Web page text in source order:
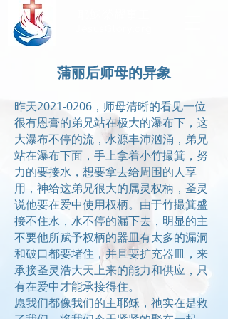
​蒲丽后师母的异象
昨天2021-0206，师母清晰的看见一位
很有恩膏的弟兄站在极大的瀑布下，这
大瀑布不停的流，水源丰沛汹涌，弟兄
站在瀑布下面，手上拿着小竹撮箕，努
力的要接水，想要拿去给周围的人享
用，神给这弟兄很大的属灵权柄，圣灵
说他要在爱中使用权柄。由于竹撮箕盛
接不住水，水不停的漏下去，明显的主
不要他所赋予权柄的器皿有太多的漏洞
和破口都要堵住，并且要扩充器皿，来
承接圣灵浩大天上来的能力和供应，只
有在爱中才能承接得住。
愿我们都像我们的主耶稣，祂实在是救